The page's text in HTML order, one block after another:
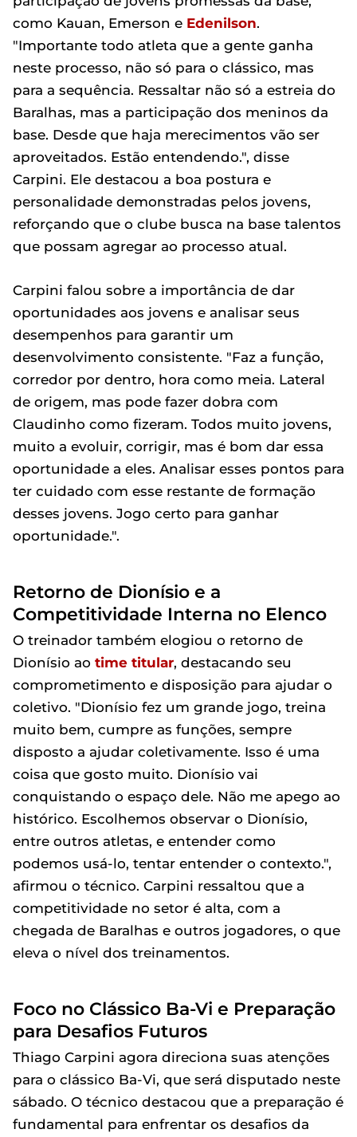
como Kauan, Emerson e Edenilson.
"Importante todo atleta que a gente ganha
neste processo, não só para o clássico, mas
para a sequência. Ressaltar não só a estreia do
Baralhas, mas a participação dos meninos da
base. Desde que haja merecimentos vão ser
aproveitados. Estão entendendo.", disse
Carpini. Ele destacou a boa postura e
personalidade demonstradas pelos jovens,
reforçando que o clube busca na base talentos
que possam agregar ao processo atual.
Carpini falou sobre a importância de dar
oportunidades aos jovens e analisar seus
desempenhos para garantir um
desenvolvimento consistente. "Faz a função,
corredor por dentro, hora como meia. Lateral
de origem, mas pode fazer dobra com
Claudinho como fizeram. Todos muito jovens,
muito a evoluir, corrigir, mas é bom dar essa
oportunidade a eles. Analisar esses pontos para
ter cuidado com esse restante de formação
desses jovens. Jogo certo para ganhar
oportunidade.".
Retorno de Dionísio e a
Competitividade Interna no Elenco
O treinador também elogiou o retorno de
Dionísio ao time titular, destacando seu
comprometimento e disposição para ajudar o
coletivo. "Dionísio fez um grande jogo, treina
muito bem, cumpre as funções, sempre
disposto a ajudar coletivamente. Isso é uma
coisa que gosto muito. Dionísio vai
conquistando o espaço dele. Não me apego ao
histórico. Escolhemos observar o Dionísio,
entre outros atletas, e entender como
podemos usá-lo, tentar entender o contexto.",
afirmou o técnico. Carpini ressaltou que a
competitividade no setor é alta, com a
chegada de Baralhas e outros jogadores, o que
eleva o nível dos treinamentos.
Foco no Clássico Ba-Vi e Preparação
para Desafios Futuros
Thiago Carpini agora direciona suas atenções
para o clássico Ba-Vi, que será disputado neste
sábado. O técnico destacou que a preparação é
fundamental para enfrentar os desafios da